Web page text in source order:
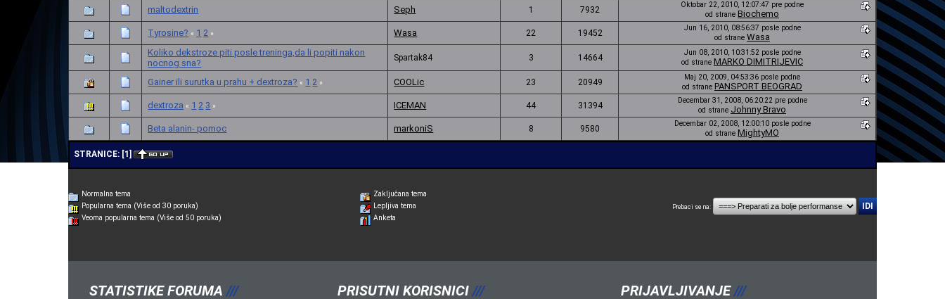
maltodextrin
Seph 1 7932
Oktobar 22, 2010, 12:07:47 pre podne
od strane Biochemo
Tyrosine? « 1 2 » Wasa 22 19452
Jun 16, 2010, 08:56:37 posle podne
od strane Wasa
Koliko dekstroze piti posle treninga,da li popiti nakon
nocnog sna?
Spartak84 3 14664
Jun 08, 2010, 10:31:52 posle podne
od strane MARKO DIMITRIJEVIC
Gainer ili surutka u prahu + dextroza? « 1 2 » COOLic 23 20949
Maj 20, 2009, 04:53:36 posle podne
od strane PANSPORT BEOGRAD
dextroza « 1 2 3 » ICEMAN 44 31394
Decembar 31, 2008, 06:20:22 pre podne
od strane Johnny Bravo
Beta alanin- pomoc
markoniS 8 9580
Decembar 02, 2008, 12:00:10 posle podne
od strane MightyMO
STRANICE: [1 ]
Normalna tema
Popularna tema (Više od 30 poruka)
Veoma popularna tema (Više od 50 poruka)
Zaključana tema
Lepljiva tema
Anketa
Prebaci se na:
STATISTIKE FORUMA /// PRISUTNI KORISNICI/// PRIJAVLJIVANJE///